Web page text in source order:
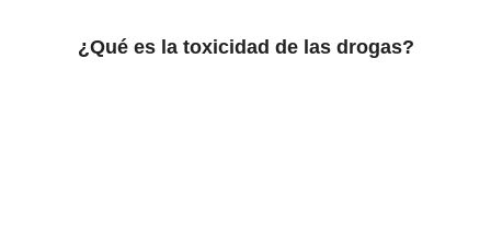
¿Qué es la toxicidad de las drogas?